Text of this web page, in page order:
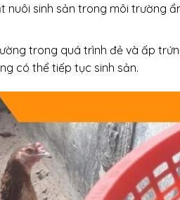
nuôi sinh sản trong môi trường
trong quá trình đẻ và ấp
có thể tiếp tục sinh sản.